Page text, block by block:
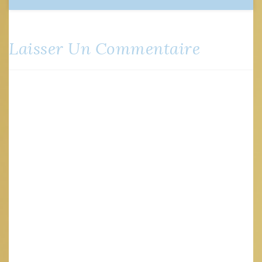
Laisser Un Commentaire